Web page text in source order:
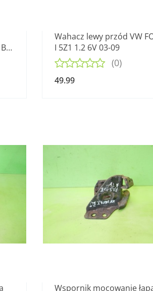
Wahacz lewy przód VW
I 5Z1 1.2 6V 03-09
(0)
49.99
Wspornik mocowanie